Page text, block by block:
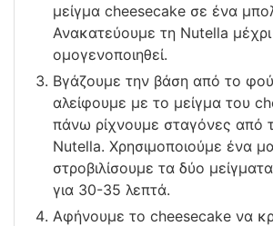
μείγμα cheesecake σε ένα
Ανακατεύουμε τη Nutella
ομογενοποιηθεί.
Βγάζουμε την βάση από το
αλείφουμε με το μείγμα του
πάνω ρίχνουμε σταγόνες από
Nutella. Χρησιμοποιούμε ένα
στροβιλίσουμε τα δύο
για 30-35 λεπτά.
Αφήνουμε το cheesecake να